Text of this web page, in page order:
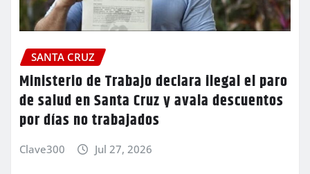
SANTA CRUZ
Ministerio de Trabajo declara ilegal el paro
de salud en Santa Cruz y avala descuentos
por días no trabajados
Clave300 Jul 27, 2026